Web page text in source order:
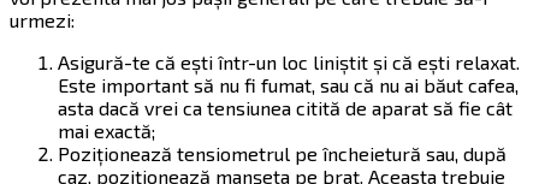
urmezi:
Asigură-te că ești într-un loc liniștit și că ești relaxat.
Este important să nu fi fumat, sau că nu ai băut cafea,
asta dacă vrei ca tensiunea citită de aparat să fie cât
mai exactă;
Poziționează tensiometrul pe încheietură sau, după
caz, poziționează manșeta pe braț. Aceasta trebuie